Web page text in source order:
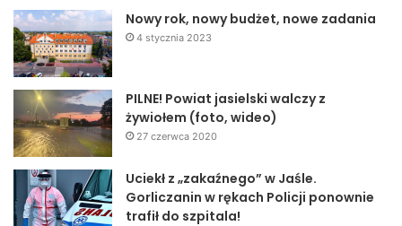
Nowy rok, nowy budżet, nowe zadania
4 stycznia 2023
PILNE! Powiat jasielski walczy z
żywiołem (foto, wideo)
27 czerwca 2020
Uciekł z „zakaźnego” w Jaśle.
Gorliczanin w rękach Policji ponownie
trafił do szpitala!